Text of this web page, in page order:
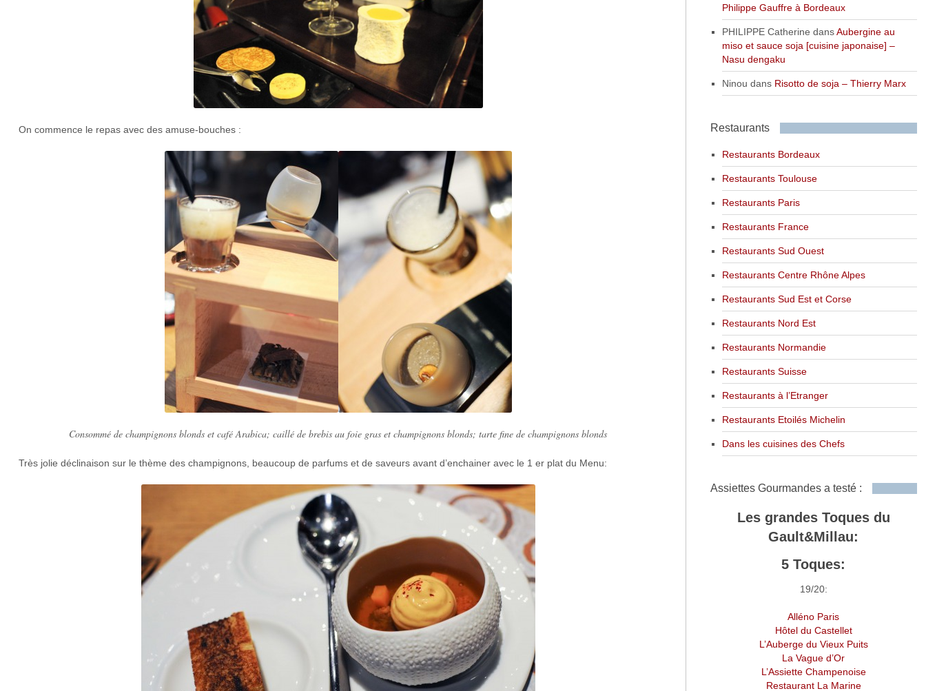
On commence le repas avec des amuse-bouches :
Consommé de champignons blonds et café Arabica; caillé de brebis au foie gras et champignons blonds; tarte fine de champignons blonds
Très jolie déclinaison sur le thème des champignons, beaucoup de parfums et de saveurs avant d’enchainer avec le 1 er plat du Menu:
Philippe Gauffre à Bordeaux
PHILIPPE Catherine dansAubergine au
miso et sauce soja [cuisine japonaise] –
Nasu dengaku
Ninou dans Risotto de soja – Thierry Marx
Restaurants
Restaurants Bordeaux
Restaurants Toulouse
Restaurants Paris
Restaurants France
Restaurants Sud Ouest
Restaurants Centre Rhône Alpes
Restaurants Sud Est et Corse
Restaurants Nord Est
Restaurants Normandie
Restaurants Suisse
Restaurants à l’Etranger
Restaurants Etoilés Michelin
Dans les cuisines des Chefs
Assiettes Gourmandes a testé :
Les grandes Toques du
Gault&Millau:
5 Toques:
19/20:
Alléno Paris
Hôtel du Castellet
L’Auberge du Vieux Puits
La Vague d’Or
L’Assiette Champenoise
Restaurant La Marine